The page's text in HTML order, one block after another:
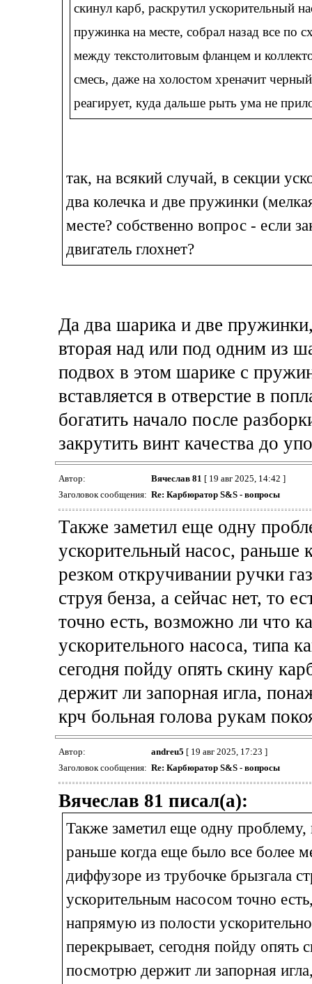
скинул карб, раскрутил ускорительный
пружинка на месте, собрал назад все по
между текстолитовым фланцем и
смесь, даже на холостом хреначит
реагирует, куда дальше рыть ума не
так, на всякий случай, в секции
два колечка и две пружинки
месте? собственно вопрос - если
двигатель глохнет?
Да два шарика и две
вторая над или под одним из
подвох в этом шарике с
вставляется в отверстие в
богатить начало после
закрутить винт качества до
Автор: Вячеслав 81 [ 19 авг 2025, 14:42 ]
Заголовок сообщения: Re: Карбюратор S&S - вопросы
Также заметил еще одну
ускорительный насос, раньше
резком откручивании ручки
струя бенза, а сейчас нет, то
точно есть, возможно ли что
ускорительного насоса, типа
сегодня пойду опять скину
держит ли запорная игла,
крч больная голова рукам
Автор: andreu5 [ 19 авг 2025, 17:23 ]
Заголовок сообщения: Re: Карбюратор S&S - вопросы
Вячеслав 81 писал(а):
Также заметил еще одну проблему,
раньше когда еще было все более
диффузоре из трубочке брызгала
ускорительным насосом точно
напрямую из полости
перекрывает, сегодня пойду
посмотрю держит ли запорная